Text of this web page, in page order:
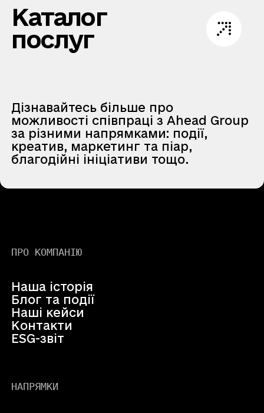
Каталог
послуг
Дізнавайтесь більше про
можливості співпраці з Ahead Group
за різними напрямками: події,
креатив, маркетинг та піар,
благодійні ініціативи тощо.
ПРО КОМПАНІЮ
Наша історія
Блог та події
Наші кейси
Контакти
ESG-звіт
НАПРЯМКИ